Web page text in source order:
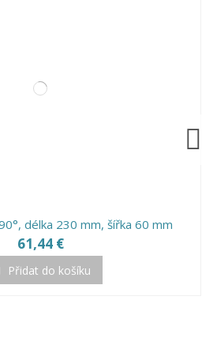
délka 230 mm, šířka 60 mm
61,44 €
Přidat do košíku